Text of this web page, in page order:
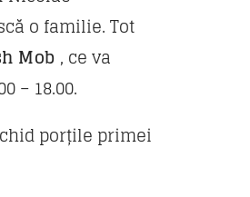
o familie. Tot
Mob , ce va
– 18.00.
porțile primei